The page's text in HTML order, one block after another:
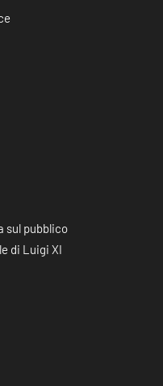
sul pubblico
di Luigi XI